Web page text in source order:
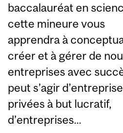
baccalauréat en
cette mineure vous
apprendra à
créer et à gérer de
entreprises avec
peut s’agir
privées à but lucratif,
d’entreprises...